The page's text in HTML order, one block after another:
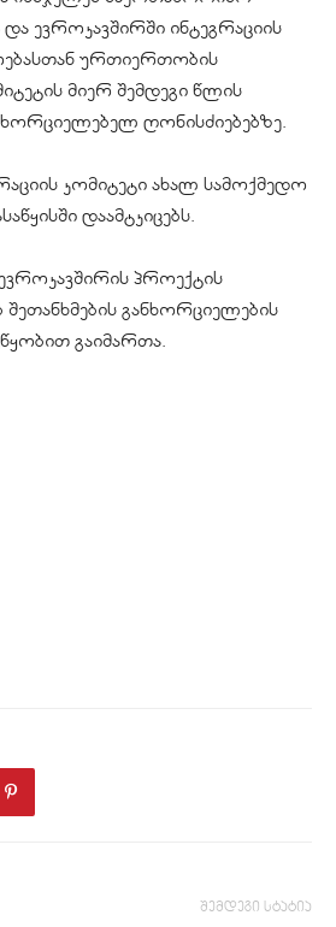
ევროკავშირში ინტეგრაციის
ურთიერთობის
მიერ შემდეგი წლის
ღონისძიებებზე.
კომიტეტი ახალ სამოქმედო
დაამტკიცებს.
პროექტის
შეთანხმების განხორციელების
გაიმართა.
შემდეგი სტატია